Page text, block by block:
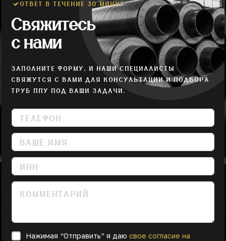
ОТВЕТ В ТЕЧЕНИЕ 30 МИНУТ
Свяжитесь
с нами
ЗАПОЛНИТЕ ФОРМУ, И НАШИ СПЕЦИАЛИСТЫ
СВЯЖУТСЯ С ВАМИ ДЛЯ КОНСУЛЬТАЦИИ И ПОДБОРА
ТРУБ ППУ ПОД ВАШИ ЗАДАЧИ.
Нажимая “Отправить” я даю свое согласие на